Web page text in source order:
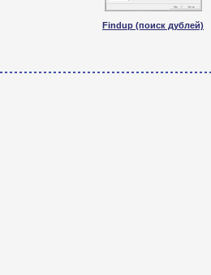
Findup (поиск дублей)